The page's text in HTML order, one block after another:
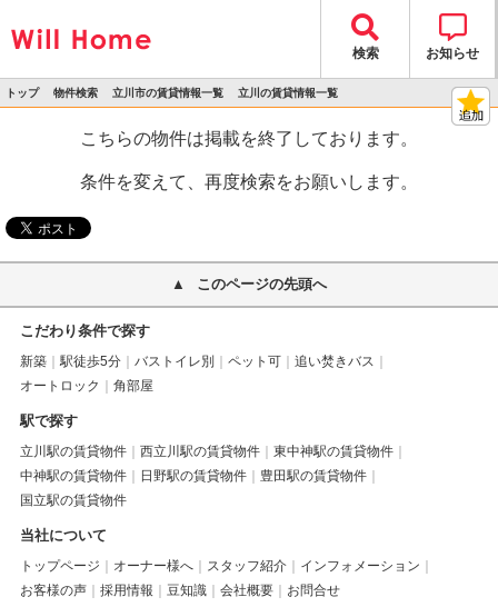
検索 お知らせ
トップ 物件検索 立川市の賃貸情報一覧 立川の賃貸情報一覧
こちらの物件は掲載を終了しております。
条件を変えて、再度検索をお願いします。
このページの先頭へ
こだわり条件で探す
新築 駅徒歩5分 バストイレ別 ペット可
追い焚きバス
オートロック
角部屋
駅で探す
立川駅の賃貸物件 西立川駅の賃貸物件
東中神駅の賃貸物件
中神駅の賃貸物件
日野駅の賃貸物件
豊田駅の賃貸物件
国立駅の賃貸物件
当社について
トップページ オーナー様へ スタッフ紹介
インフォメーション
お客様の声
採用情報 豆知識 会社概要 お問合せ